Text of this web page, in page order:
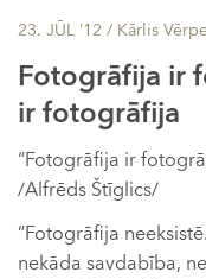
23. JŪL ’12 / Kārlis
Fotogrāfija ir
ir fotogrāfija
“Fotogrāfija ir
/Alfrēds Štīglics/
“Fotogrāfija
nekāda savdabība,